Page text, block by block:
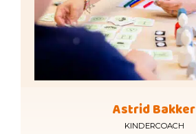
Astrid Bakker
KINDERCOACH